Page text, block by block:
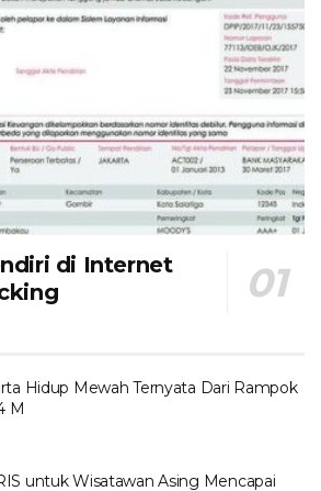
di Internet
Hidup Mewah Ternyata Dari Rampok
M
untuk Wisatawan Asing Mencapai